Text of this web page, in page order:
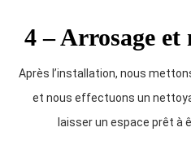
4 – Arrosage
Après l’installation, nous
et nous effectuons un
laisser un espace prêt à